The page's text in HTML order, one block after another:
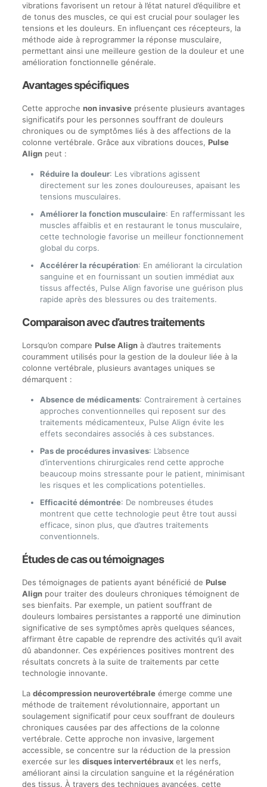
vibrations favorisent un retour à l’état naturel d’équilibre et
de tonus des muscles, ce qui est crucial pour soulager les
tensions et les douleurs. En influençant ces récepteurs, la
méthode aide à reprogrammer la réponse musculaire,
permettant ainsi une meilleure gestion de la douleur et une
amélioration fonctionnelle générale.
Avantages spécifiques
Cette approche non invasiveprésente plusieurs avantages
significatifs pour les personnes souffrant de douleurs
chroniques ou de symptômes liés à des affections de la
colonne vertébrale. Grâce aux vibrations douces, Pulse
Alignpeut :
Réduire la douleur: Les vibrations agissent
directement sur les zones douloureuses, apaisant les
tensions musculaires.
Améliorer la fonction musculaire: En raffermissant les
muscles affaiblis et en restaurant le tonus musculaire,
cette technologie favorise un meilleur fonctionnement
global du corps.
Accélérer la récupération: En améliorant la circulation
sanguine et en fournissant un soutien immédiat aux
tissus affectés, Pulse Align favorise une guérison plus
rapide après des blessures ou des traitements.
Comparaison avec d’autres traitements
Lorsqu’on compare Pulse Alignà d’autres traitements
couramment utilisés pour la gestion de la douleur liée à la
colonne vertébrale, plusieurs avantages uniques se
démarquent :
Absence de médicaments: Contrairement à certaines
approches conventionnelles qui reposent sur des
traitements médicamenteux, Pulse Align évite les
effets secondaires associés à ces substances.
Pas de procédures invasives: L’absence
d’interventions chirurgicales rend cette approche
beaucoup moins stressante pour le patient, minimisant
les risques et les complications potentielles.
Efficacité démontrée: De nombreuses études
montrent que cette technologie peut être tout aussi
efficace, sinon plus, que d’autres traitements
conventionnels.
Études de cas ou témoignages
Des témoignages de patients ayant bénéficié de Pulse
Alignpour traiter des douleurs chroniques témoignent de
ses bienfaits. Par exemple, un patient souffrant de
douleurs lombaires persistantes a rapporté une diminution
significative de ses symptômes après quelques séances,
affirmant être capable de reprendre des activités qu’il avait
dû abandonner. Ces expériences positives montrent des
résultats concrets à la suite de traitements par cette
technologie innovante.
La décompression neurovertébraleémerge comme une
méthode de traitement révolutionnaire, apportant un
soulagement significatif pour ceux souffrant de douleurs
chroniques causées par des affections de la colonne
vertébrale. Cette approche non invasive, largement
accessible, se concentre sur la réduction de la pression
exercée sur les disques intervertébrauxet les nerfs,
améliorant ainsi la circulation sanguine et la régénération
des tissus. À travers des techniques avancées, cette